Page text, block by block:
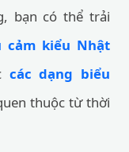
bạn có thể trải
cảm kiểu Nhật
các dạng biểu
thuộc từ thời